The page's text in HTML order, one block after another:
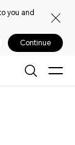
you and
Continue